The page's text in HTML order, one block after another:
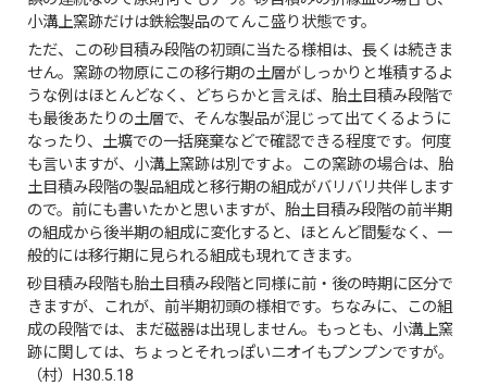
小溝上窯跡だけは鉄絵製品のてんこ盛り状態です。
ただ、この砂目積み段階の初頭に当たる様相は、長くは続きま
せん。窯跡の物原にこの移行期の土層がしっかりと堆積するよ
うな例はほとんどなく、どちらかと言えば、胎土目積み段階で
も最後あたりの土層で、そんな製品が混じって出てくるように
なったり、土壙での一括廃棄などで確認できる程度です。何度
も言いますが、小溝上窯跡は別ですよ。この窯跡の場合は、胎
土目積み段階の製品組成と移行期の組成がバリバリ共伴します
ので。前にも書いたかと思いますが、胎土目積み段階の前半期
の組成から後半期の組成に変化すると、ほとんど間髪なく、一
般的には移行期に見られる組成も現れてきます。
砂目積み段階も胎土目積み段階と同様に前・後の時期に区分で
きますが、これが、前半期初頭の様相です。ちなみに、この組
成の段階では、まだ磁器は出現しません。もっとも、小溝上窯
跡に関しては、ちょっとそれっぽいニオイもプンプンですが。
（村）H30.5.18